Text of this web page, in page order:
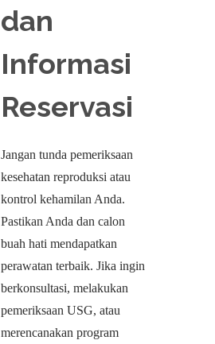
dan
Informasi
Reservasi
Jangan tunda pemeriksaan
kesehatan reproduksi atau
kontrol kehamilan Anda.
Pastikan Anda dan calon
buah hati mendapatkan
perawatan terbaik. Jika ingin
berkonsultasi, melakukan
pemeriksaan USG, atau
merencanakan program